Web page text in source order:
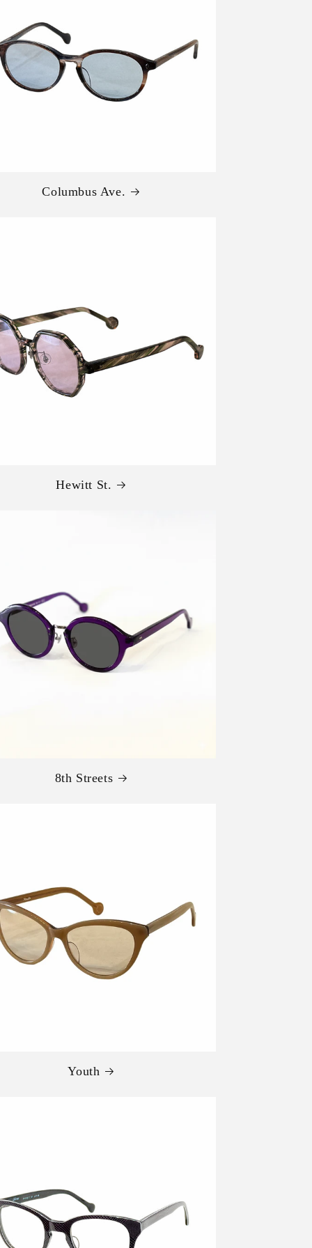
Columbus Ave.
Hewitt St.
8th Streets
Youth